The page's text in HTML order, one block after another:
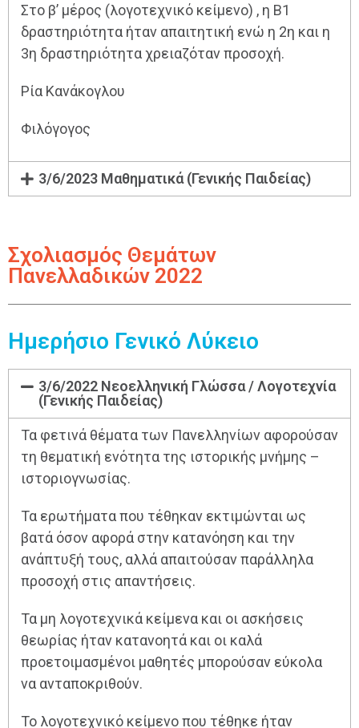
Στο β’ μέρος (λογοτεχνικό κείμενο) , η Β1
δραστηριότητα ήταν απαιτητική ενώ η 2η και η
3η δραστηριότητα χρειαζόταν προσοχή.
Ρία Κανάκογλου
Φιλόγογος
3/6/2023 Μαθηματικά (Γενικής Παιδείας)
Σχολιασμός Θεμάτων
Πανελλαδικών 2022
Ημερήσιο Γενικό Λύκειο
3/6/2022 Νεοελληνική Γλώσσα / Λογοτεχνία
(Γενικής Παιδείας)
Τα φετινά θέματα των Πανελληνίων αφορούσαν
τη θεματική ενότητα της ιστορικής μνήμης –
ιστοριογνωσίας.
Τα ερωτήματα που τέθηκαν εκτιμώνται ως
βατά όσον αφορά στην κατανόηση και την
ανάπτυξή τους, αλλά απαιτούσαν παράλληλα
προσοχή στις απαντήσεις.
Τα μη λογοτεχνικά κείμενα και οι ασκήσεις
θεωρίας ήταν κατανοητά και οι καλά
προετοιμασμένοι μαθητές μπορούσαν εύκολα
να ανταποκριθούν.
Το λογοτεχνικό κείμενο που τέθηκε ήταν